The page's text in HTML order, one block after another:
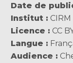
Date de
Institut
CIRM
Licence
CC
Langue
Audience